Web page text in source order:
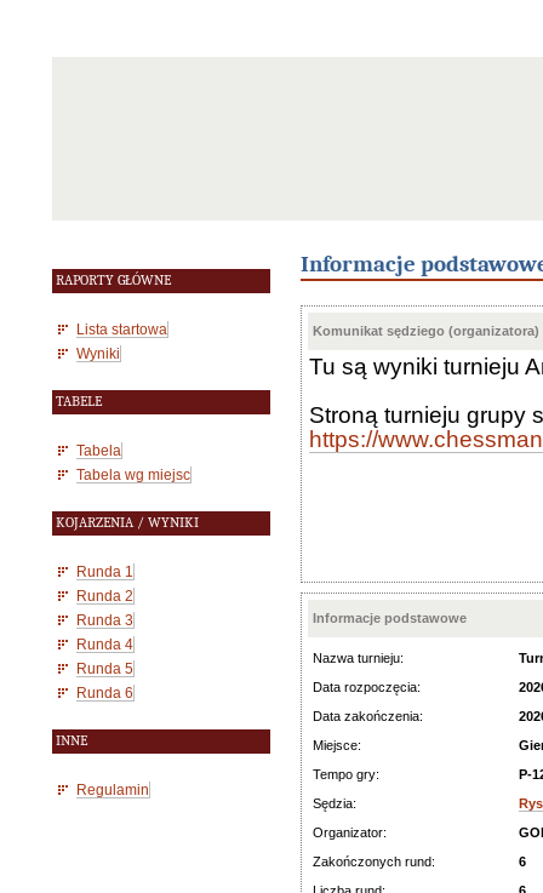
RAPORTY GŁÓWNE
Lista startowa
Wyniki
TABELE
Tabela
Tabela wg miejsc
KOJARZENIA / WYNIKI
Runda 1
Runda 2
Runda 3
Runda 4
Runda 5
Runda 6
INNE
Regulamin
Informacje
Komunikat sędziego (organizatora)
Tu są wyniki turnieju
Stroną turnieju grupy
https://
Informacje podstawowe
Nazwa turnieju:
Data rozpoczęcia:
Data zakończenia:
Miejsce:
Tempo gry:
P-
Sędzia:
Organizator:
Zakończonych rund:
6